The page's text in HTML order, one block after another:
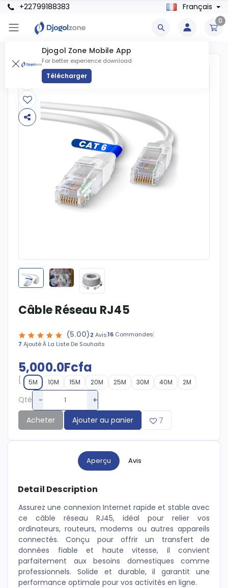
+22799188383 Français
0
Djogol Zone Mobile App
For better experience download
Télécharger
Câble Réseau RJ45
(5.00)2 Avis16 Commandes
7 Ajouté À La Liste De Souhaits
5,000.0Fcfa
[ 5M 10M 15M 20M 25M 30M 40M 2M
Qté - +
Acheter Ajouter au panier 7
Aperçu Avis
Detail Description
Assurez une connexion Internet rapide et stable avec
ce câble réseau RJ45, idéal pour relier vos
ordinateurs, routeurs, modems ou autres appareils
connectés. Conçu pour offrir un transfert de
données fiable et haute vitesse, il convient
parfaitement aux besoins domestiques comme
professionnels. Solide et durable, il garantit une
performance optimale pour vos activités en ligne.